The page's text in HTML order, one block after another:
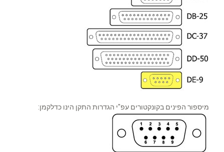
מיספור הפינים בקונקטורים עפ"י הגדרות התקן הינו כדלקמן: